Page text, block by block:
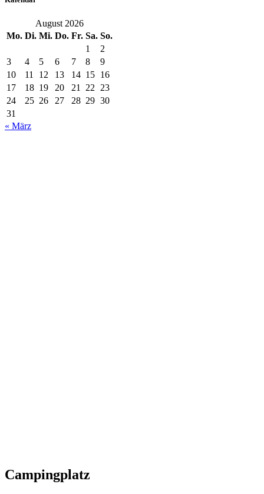
August 2026
Mo. Di. Mi. Do. Fr. Sa. So.
1
2
3
4 5 6 7 8
9
10
11 12 13 14 15 16
17
18 19 20 21 22
23
24
25 26 27 28 29 30
31
« März
Campingplatz